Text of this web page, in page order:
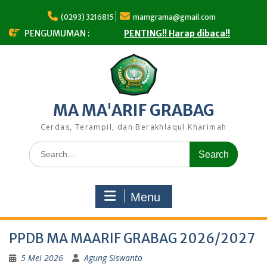
content
(0293) 3216815 mamgrama@gmail.com
PENGUMUMAN : PENTING!! Harap dibaca!!
MA MA'ARIF GRABAG
Cerdas, Terampil, dan Berakhlaqul Kharimah
Search
for:
Menu
PPDB MA MAARIF GRABAG 2026/2027
5 Mei 2026 Agung Siswanto